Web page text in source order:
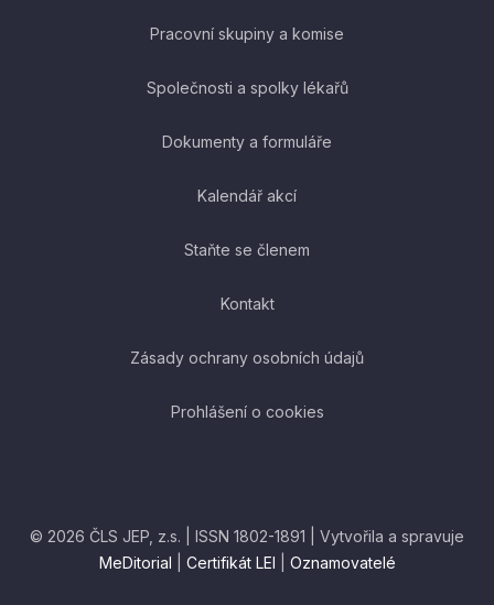
Pracovní skupiny a komise
Společnosti a spolky lékařů
Dokumenty a formuláře
Kalendář akcí
Staňte se členem
Kontakt
Zásady ochrany osobních údajů
Prohlášení o cookies
© 2026 ČLS JEP, z.s. | ISSN 1802-1891 | Vytvořila a spravuje
MeDitorial
Certifikát LEI Oznamovatelé